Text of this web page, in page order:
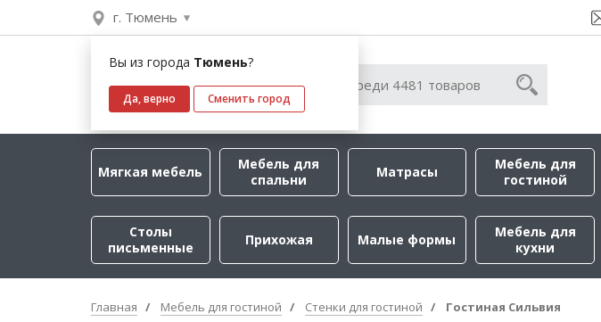
г. Тюмень
Вы из города Тюмень?
Да, верно Сменить город
Мягкая мебель
Мебель для
спальни
Матрасы
Мебель для
гостиной
Столы
письменные
Прихожая Малые формы
Мебель для
кухни
Главная Мебель для гостиной Стенки для гостиной Гостиная Сильвия